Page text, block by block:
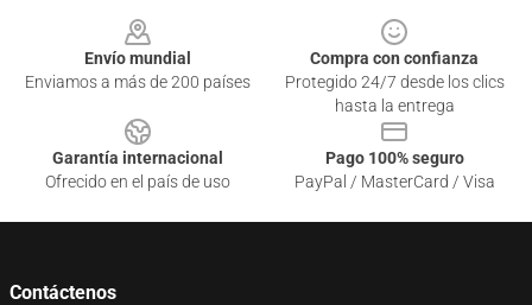
Envío mundial
Enviamos a más de 200 países
Compra con confianza
Protegido 24/7 desde los clics
hasta la entrega
Garantía internacional
Ofrecido en el país de uso
Pago 100% seguro
PayPal / MasterCard / Visa
Contáctenos